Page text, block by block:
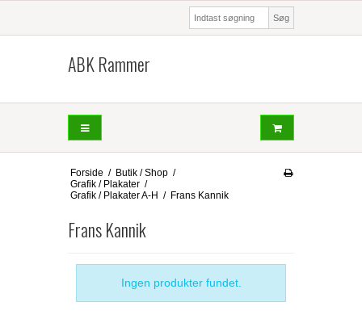
Søg
ABK Rammer
Forside / Butik / Shop /
Grafik / Plakater /
Grafik / Plakater A-H / Frans Kannik
Frans Kannik
Ingen produkter fundet.